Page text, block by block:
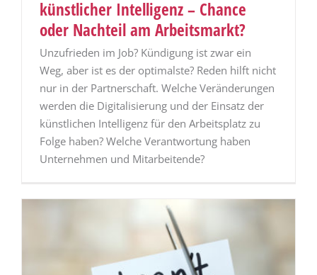
künstlicher Intelligenz – Chance
oder Nachteil am Arbeitsmarkt?
Unzufrieden im Job? Kündigung ist zwar ein
Weg, aber ist es der optimalste? Reden hilft nicht
nur in der Partnerschaft. Welche Veränderungen
werden die Digitalisierung und der Einsatz der
künstlichen Intelligenz für den Arbeitsplatz zu
Folge haben? Welche Verantwortung haben
Unternehmen und Mitarbeitende?